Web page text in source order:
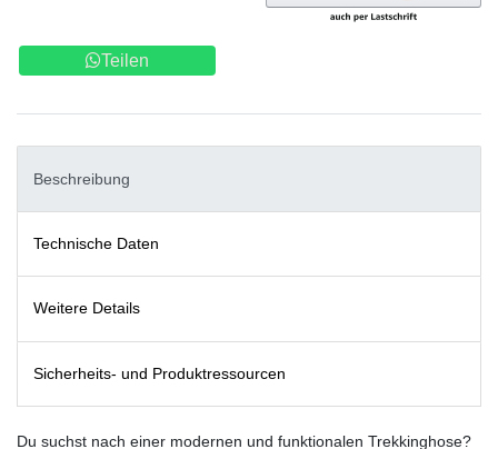
Teilen
Beschreibung
Technische Daten
Weitere Details
Sicherheits- und Produktressourcen
Du suchst nach einer modernen und funktionalen Trekkinghose?